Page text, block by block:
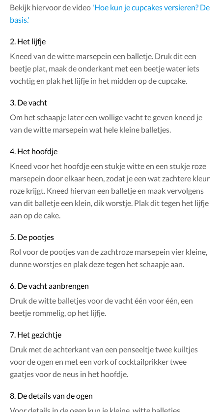
Bekijk hiervoor de video 'Hoe kun je cupcakes versieren? De
basis.'
2. Het lijfje
Kneed van de witte marsepein een balletje. Druk dit een
beetje plat, maak de onderkant met een beetje water iets
vochtig en plak het lijfje in het midden op de cupcake.
3. De vacht
Om het schaapje later een wollige vacht te geven kneed je
van de witte marsepein wat hele kleine balletjes.
4. Het hoofdje
Kneed voor het hoofdje een stukje witte en een stukje roze
marsepein door elkaar heen, zodat je een wat zachtere kleur
roze krijgt. Kneed hiervan een balletje en maak vervolgens
van dit balletje een klein, dik worstje. Plak dit tegen het lijfje
aan op de cake.
5. De pootjes
Rol voor de pootjes van de zachtroze marsepein vier kleine,
dunne worstjes en plak deze tegen het schaapje aan.
6. De vacht aanbrengen
Druk de witte balletjes voor de vacht één voor één, een
beetje rommelig, op het lijfje.
7. Het gezichtje
Druk met de achterkant van een penseeltje twee kuiltjes
voor de ogen en met een vork of cocktailprikker twee
gaatjes voor de neus in het hoofdje.
8. De details van de ogen
Voor details in de ogen kun je kleine, witte balletjes